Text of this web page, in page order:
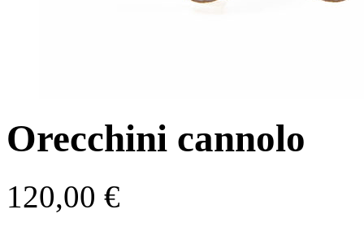
Orecchini cannolo
120,00 €